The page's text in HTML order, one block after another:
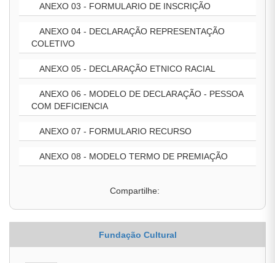
ANEXO 03 - FORMULARIO DE INSCRIÇÃO
ANEXO 04 - DECLARAÇÃO REPRESENTAÇÃO
COLETIVO
ANEXO 05 - DECLARAÇÃO ETNICO RACIAL
ANEXO 06 - MODELO DE DECLARAÇÃO - PESSOA
COM DEFICIENCIA
ANEXO 07 - FORMULARIO RECURSO
ANEXO 08 - MODELO TERMO DE PREMIAÇÃO
Compartilhe:
Fundação Cultural